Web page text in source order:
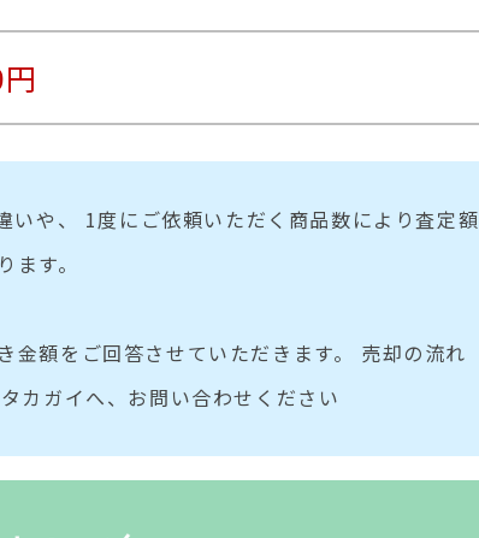
や、 1度にご依頼いただく商品数により査定額
す。
金額をご回答させていただきます。 売却の流れ
カガイへ、お問い合わせください